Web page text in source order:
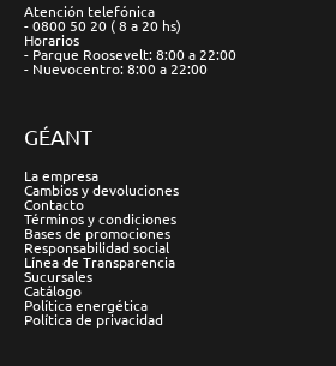
Atención telefónica
- 0800 50 20 ( 8 a 20 hs)
Horarios
- Parque Roosevelt: 8:00 a 22:00
- Nuevocentro: 8:00 a 22:00
GÉANT
La empresa
Cambios y devoluciones
Contacto
Términos y condiciones
Bases de promociones
Responsabilidad social
Línea de Transparencia
Sucursales
Catálogo
Política energética
Política de privacidad